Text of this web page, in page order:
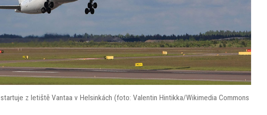
z letiště Vantaa v Helsinkách (foto: Valentin Hintikka/Wikimedia Commons